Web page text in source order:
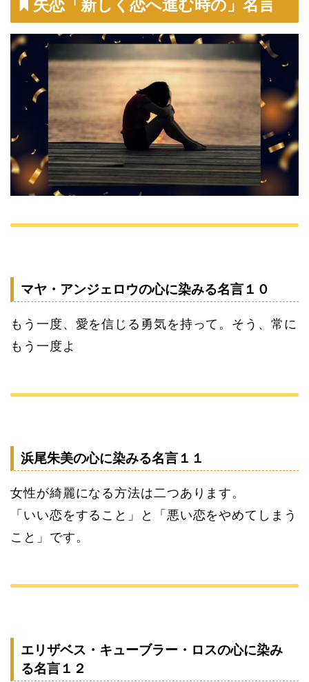
失恋「新しく恋へ進む時の」名言
マヤ・アンジェロウの心に染みる名言１０
もう一度、愛を信じる勇気を持って。そう、常に
もう一度よ
浜尾朱美の心に染みる名言１１
女性が綺麗になる方法は二つあります。
「いい恋をすること」と「悪い恋をやめてしまう
こと」です。
エリザベス・キューブラー・ロスの心に染み
る名言１２